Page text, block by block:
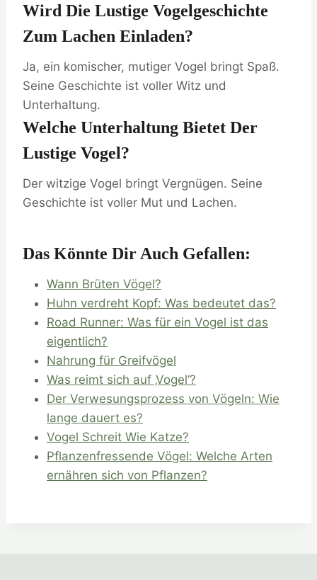
Wird Die Lustige Vogelgeschichte
Zum Lachen Einladen?
Ja, ein komischer, mutiger Vogel bringt Spaß.
Seine Geschichte ist voller Witz und
Unterhaltung.
Welche Unterhaltung Bietet Der
Lustige Vogel?
Der witzige Vogel bringt Vergnügen. Seine
Geschichte ist voller Mut und Lachen.
Das Könnte Dir Auch Gefallen:
Wann Brüten Vögel?
Huhn verdreht Kopf: Was bedeutet das?
Road Runner: Was für ein Vogel ist das
eigentlich?
Nahrung für Greifvögel
Was reimt sich auf ‚Vogel‘?
Der Verwesungsprozess von Vögeln: Wie
lange dauert es?
Vogel Schreit Wie Katze?
Pflanzenfressende Vögel: Welche Arten
ernähren sich von Pflanzen?